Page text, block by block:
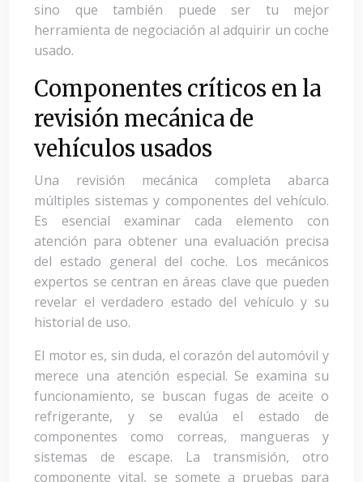
sino que también puede ser tu mejor
herramienta de negociación al adquirir un coche
usado.
Componentes críticos en la
revisión mecánica de
vehículos usados
Una revisión mecánica completa abarca
múltiples sistemas y componentes del vehículo.
Es esencial examinar cada elemento con
atención para obtener una evaluación precisa
del estado general del coche. Los mecánicos
expertos se centran en áreas clave que pueden
revelar el verdadero estado del vehículo y su
historial de uso.
El motor es, sin duda, el corazón del automóvil y
merece una atención especial. Se examina su
funcionamiento, se buscan fugas de aceite o
refrigerante, y se evalúa el estado de
componentes como correas, mangueras y
sistemas de escape. La transmisión, otro
componente vital, se somete a pruebas para